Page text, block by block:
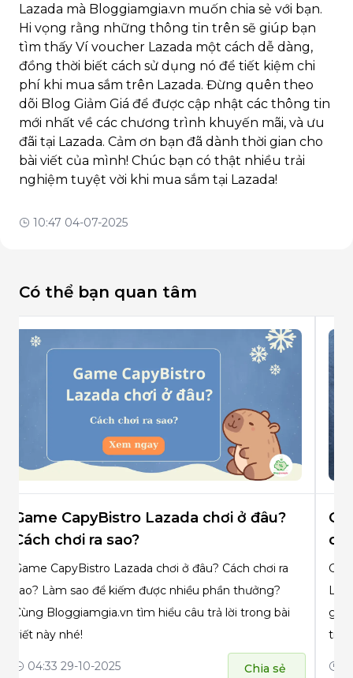
Lazada mà Bloggiamgia.vn muốn chia sẻ với bạn.
Hi vọng rằng những thông tin trên sẽ giúp bạn
tìm thấy Ví voucher Lazada một cách dễ dàng,
đồng thời biết cách sử dụng nó để tiết kiệm chi
phí khi mua sắm trên Lazada. Đừng quên theo
dõi Blog Giảm Giá để được cập nhật các thông tin
mới nhất về các chương trình khuyến mãi, và ưu
đãi tại Lazada. Cảm ơn bạn đã dành thời gian cho
bài viết của mình! Chúc bạn có thật nhiều trải
nghiệm tuyệt vời khi mua sắm tại Lazada!
10:47 04-07-2025
Có thể bạn quan tâm
Game Ludo Lazada chơi ở đâu? Cách
chơi thế nào?
Game Ludo Lazada chơi ở đâu? Cách chơi thế nào?
Làm sao để kiếm được nhiều Xu + LazRewards từ
game này? Cùng Bloggiamgia.vn tìm hiểu chi tiết
trong bài viết này nhé!
03:51 29-10-2025 Chia sẻ
này